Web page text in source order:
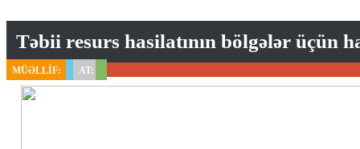
MÜƏLLİF: AT: